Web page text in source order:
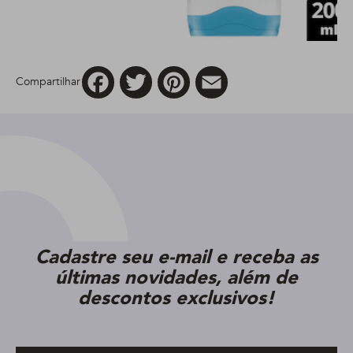
Compartilhar
FacebookTwitter Pinterest
Cadastre seu e-mail e receba as
últimas novidades, além de
descontos exclusivos!